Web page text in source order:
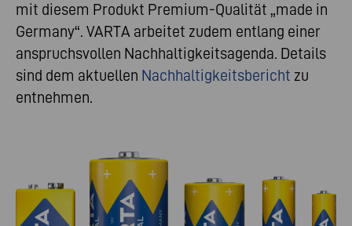
mit diesem Produkt Premium-Qualität „made in
Germany“. VARTA arbeitet zudem entlang einer
anspruchsvollen Nachhaltigkeitsagenda. Details
sind dem aktuellen Nachhaltigkeitsbericht zu
entnehmen.